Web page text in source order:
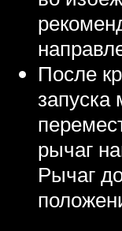
После
запуска
рычаг
Рычаг